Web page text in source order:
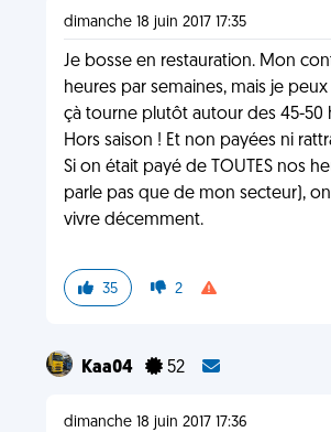
dimanche 18 juin 2017 17:35
Je bosse en restauration. Mon
heures par semaines, mais je
çà tourne plutôt autour des 45-50
Hors saison ! Et non payées ni
Si on était payé de TOUTES nos
parle pas que de mon secteur),
vivre décemment.
35 2
Kaa04 52
dimanche 18 juin 2017 17:36